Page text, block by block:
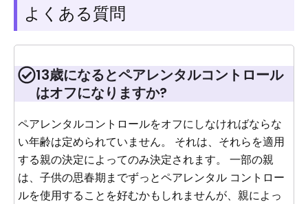
よくある質問
13歳になるとペアレンタルコントロール
はオフになりますか?
ペアレンタルコントロールをオフにしなければならな
い年齢は定められていません。 それは、それらを適用
する親の決定によってのみ決定されます。 一部の親
は、子供の思春期までずっとペアレンタル コントロー
ルを使用することを好むかもしれませんが、親によっ